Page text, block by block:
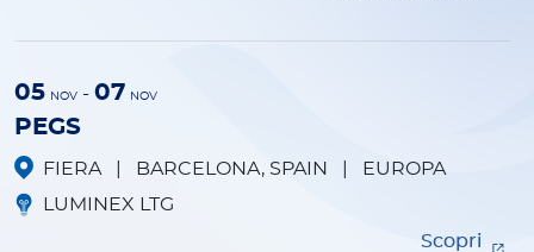
05 NOV - 07 NOV
PEGS
FIERA BARCELONA, SPAIN
EUROPA
LUMINEX LTG
Scopri